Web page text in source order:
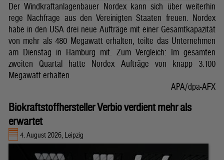
Der Windkraftanlagenbauer Nordex kann sich über weiterhin
rege Nachfrage aus den Vereinigten Staaten freuen. Nordex
habe in den USA drei neue Aufträge mit einer Gesamtkapazität
von mehr als 480 Megawatt erhalten, teilte das Unternehmen
am Dienstag in Hamburg mit. Zum Vergleich: Im gesamten
zweiten Quartal hatte Nordex Aufträge von knapp 3.100
Megawatt erhalten.
APA/dpa-AFX
Biokraftstoffhersteller Verbio verdient mehr als
erwartet
4. August 2026, Leipzig